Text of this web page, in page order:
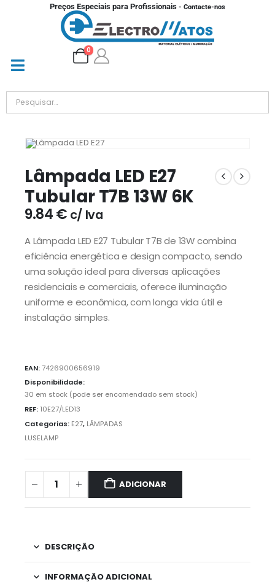
Preços Especiais para Profissionais - Contacte-nos
0
Lâmpada LED E27
Tubular T7B 13W 6K
9.84€ c/ Iva
A Lâmpada LED E27 Tubular T7B de 13W combina
eficiência energética e design compacto, sendo
uma solução ideal para diversas aplicações
residenciais e comerciais, oferece iluminação
uniforme e econômica, com longa vida útil e
instalação simples.
EAN:7426900656919
Disponibilidade:
30 em stock (pode ser encomendado sem stock)
REF: 10E27/LED13
Categorias: E27, LÂMPADAS
LUSELAMP
ADICIONAR
DESCRIÇÃO
INFORMAÇÃO ADICIONAL